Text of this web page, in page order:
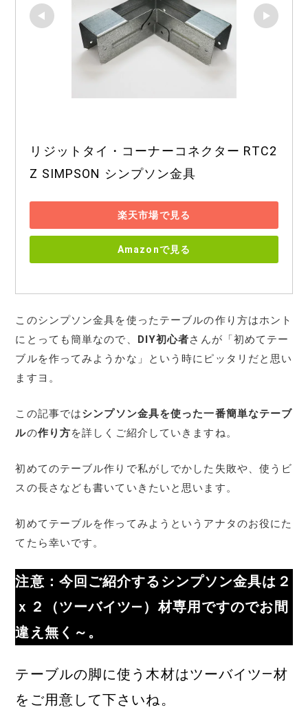
リジットタイ・コーナーコネクター RTC2
Z SIMPSON シンプソン金具
楽天市場で見る
Amazonで見る
このシンプソン金具を使ったテーブルの作り方はホント
にとっても簡単なので、
DIY初心者さんが「初めてテー
ブルを作ってみようかな」という時にピッタリだと思い
ますヨ。
この記事ではシンプソン金具を使った一番簡単なテーブ
ルの作り方を詳しくご紹介していきますね。
初めてのテーブル作りで私がしでかした失敗や、使うビ
スの長さなども書いていきたいと思います。
初めてテーブルを作ってみようというアナタのお役にた
てたら幸いです。
注意：今回ご紹介するシンプソン金具は２
ｘ２（ツーバイツ―）材専用ですのでお間
違え無く～。
テーブルの脚に使う木材はツーバイツ―材
をご用意して下さいね。